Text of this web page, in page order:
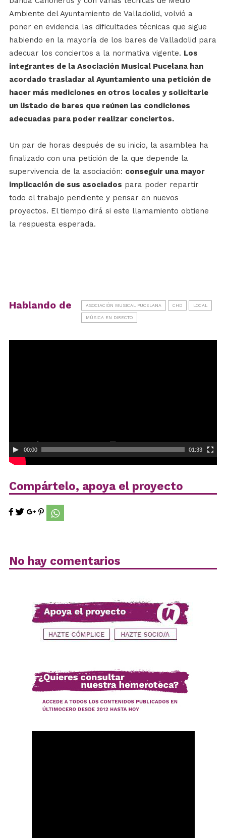
Ambiente del Ayuntamiento de Valladolid, volvió a
poner en evidencia las dificultades técnicas que sigue
habiendo en la mayoría de los bares de Valladolid para
adecuar los conciertos a la normativa vigente. Los
integrantes de la Asociación Musical Pucelana han
acordado trasladar al Ayuntamiento una petición de
hacer más mediciones en otros locales y solicitarle
un listado de bares que reúnen las condiciones
adecuadas para poder realizar conciertos.
Un par de horas después de su inicio, la asamblea ha
finalizado con una petición de la que depende la
supervivencia de la asociación: conseguir una mayor
implicación de sus asociados para poder repartir
todo el trabajo pendiente y pensar en nuevos
proyectos. El tiempo dirá si este llamamiento obtiene
la respuesta esperada.
Hablando de ASOCIACIÓN MUSICAL PUCELANA CHD LOCAL
MÚSICA EN DIRECTO
00:00 01:33
Compártelo, apoya el proyecto
No hay comentarios